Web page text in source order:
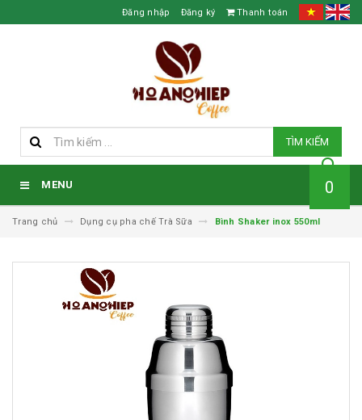
Đăng nhập Đăng ký Thanh toán
TÌM KIẾM
MENU 0
Trang chủ Dụng cụ pha chế Trà Sữa Bình Shaker inox 550ml